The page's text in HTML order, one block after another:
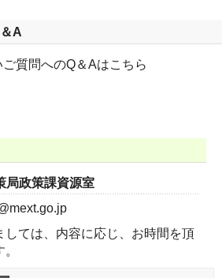
A
質問へのQ＆Aはこちら
局政策課資源室
ては、内容に応じ、お時間を頂